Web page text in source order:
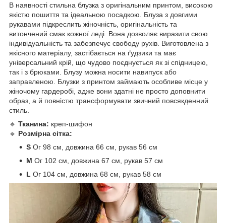
В наявності стильна блузка з оригінальним принтом, високою
якістю пошиття та ідеальною посадкою. Блуза з довгими
рукавами підкреслить жіночність, оригінальність та
витончений смак кожної леді. Вона дозволяє виразити свою
індивідуальність та забезпечує свободу рухів. Виготовлена з
якісного матеріалу, застібається на ґудзики та має
універсальний крій, що чудово поєднується як зі спідницею,
так і з брюками. Блузу можна носити навипуск або
заправленою. Блузки з принтом займають особливе місце у
жіночому гардеробі, адже вони здатні не просто доповнити
образ, а й повністю трансформувати звичний повсякденний
стиль.
🔹 Тканина: креп-шифон
🔹 Розмірна сітка:
S Ог 98 см, довжина 66 см, рукав 56 см
M Ог 102 см, довжина 67 см, рукав 57 см
L Ог 104 см, довжина 68 см, рукав 58 см